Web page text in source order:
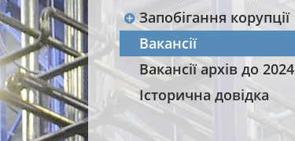
Запобігання корупції
Вакансії
Вакансії архів до 2024
Історична довідка